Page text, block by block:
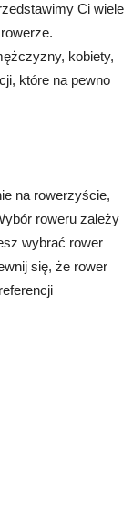
Ci wiele
kobiety,
które na pewno
na rowerzyście,
roweru zależy
wybrać rower
się, że rower